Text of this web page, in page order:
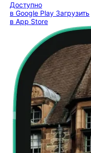
Доступно
в Google Play Загрузить
в App Store